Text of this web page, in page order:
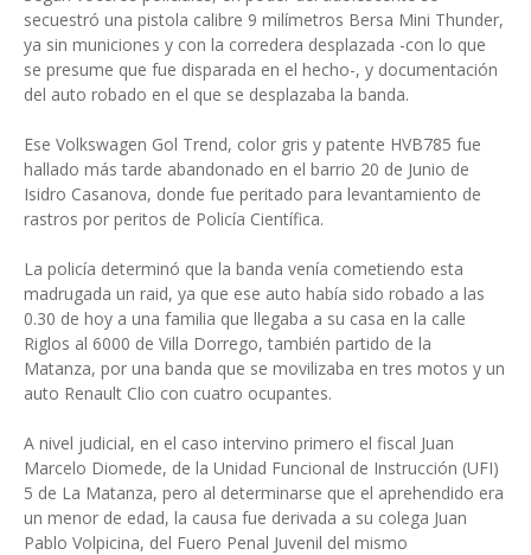
secuestró una pistola calibre 9 milímetros Bersa Mini Thunder,
ya sin municiones y con la corredera desplazada -con lo que
se presume que fue disparada en el hecho-, y documentación
del auto robado en el que se desplazaba la banda.
Ese Volkswagen Gol Trend, color gris y patente HVB785 fue
hallado más tarde abandonado en el barrio 20 de Junio de
Isidro Casanova, donde fue peritado para levantamiento de
rastros por peritos de Policía Científica.
La policía determinó que la banda venía cometiendo esta
madrugada un raid, ya que ese auto había sido robado a las
0.30 de hoy a una familia que llegaba a su casa en la calle
Riglos al 6000 de Villa Dorrego, también partido de la
Matanza, por una banda que se movilizaba en tres motos y un
auto Renault Clio con cuatro ocupantes.
A nivel judicial, en el caso intervino primero el fiscal Juan
Marcelo Diomede, de la Unidad Funcional de Instrucción (UFI)
5 de La Matanza, pero al determinarse que el aprehendido era
un menor de edad, la causa fue derivada a su colega Juan
Pablo Volpicina, del Fuero Penal Juvenil del mismo